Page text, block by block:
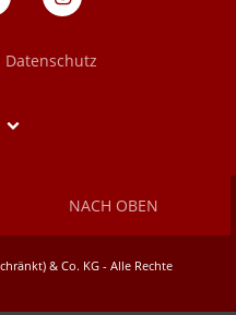
Datenschutz
NACH OBEN
& Co. KG - Alle Rechte